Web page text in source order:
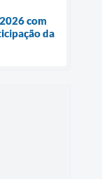
com
da